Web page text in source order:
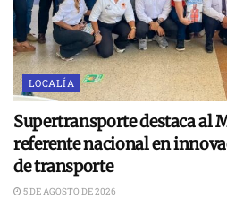
LOCALÍA
Supertransporte destaca al
referente nacional en
de transporte
5 DE AGOSTO DE 2026